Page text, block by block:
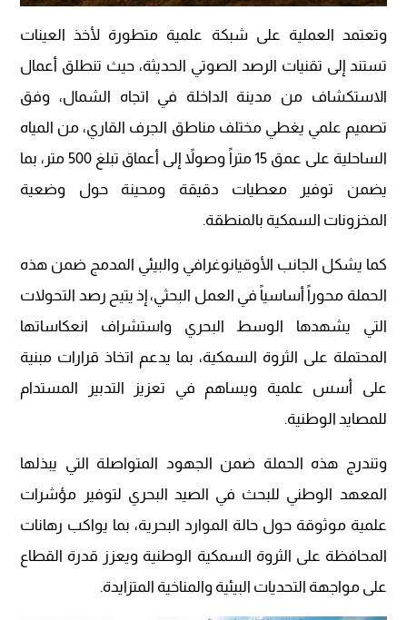
وتعتمد العملية على شبكة علمية متطورة لأخذ العينات
تستند إلى تقنيات الرصد الصوتي الحديثة، حيث تنطلق أعمال
الاستكشاف من مدينة الداخلة في اتجاه الشمال، وفق
تصميم علمي يغطي مختلف مناطق الجرف القاري، من المياه
الساحلية على عمق 15 متراً وصولاً إلى أعماق تبلغ 500 متر، بما
يضمن توفير معطيات دقيقة ومحينة حول وضعية
المخزونات السمكية بالمنطقة.
كما يشكل الجانب الأوقيانوغرافي والبيئي المدمج ضمن هذه
الحملة محوراً أساسياً في العمل البحثي، إذ يتيح رصد التحولات
التي يشهدها الوسط البحري واستشراف انعكاساتها
المحتملة على الثروة السمكية، بما يدعم اتخاذ قرارات مبنية
على أسس علمية ويساهم في تعزيز التدبير المستدام
للمصايد الوطنية.
وتندرج هذه الحملة ضمن الجهود المتواصلة التي يبذلها
المعهد الوطني للبحث في الصيد البحري لتوفير مؤشرات
علمية موثوقة حول حالة الموارد البحرية، بما يواكب رهانات
المحافظة على الثروة السمكية الوطنية ويعزز قدرة القطاع
على مواجهة التحديات البيئية والمناخية المتزايدة.